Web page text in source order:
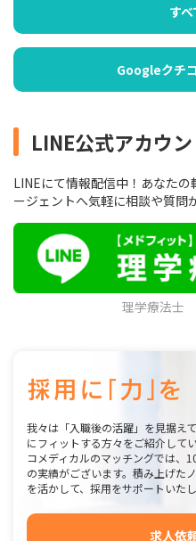
す
Googleクチ
LINE公式アカウン
LINEにて情報配信中！あなた
ージェントへ気軽に相談や質問
理学療法士
我々は「入職後の活躍」を見据え
にフィットする方々をご紹介してい
コメディカルのマッチングでは、
の実績がございます。積み上げた
を活かして、採用をサポートいたし
求人依